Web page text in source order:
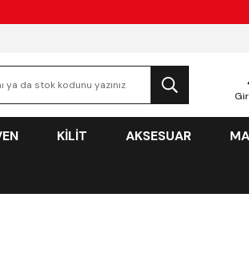
KİLİT AKSESUAR